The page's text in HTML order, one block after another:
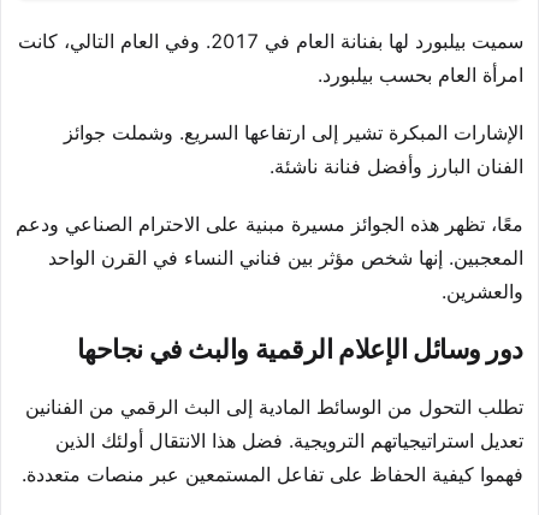
سميت بيلبورد لها بفنانة العام في 2017. وفي العام التالي، كانت
امرأة العام بحسب بيلبورد.
الإشارات المبكرة تشير إلى ارتفاعها السريع. وشملت جوائز
الفنان البارز وأفضل فنانة ناشئة.
معًا، تظهر هذه الجوائز مسيرة مبنية على الاحترام الصناعي ودعم
المعجبين. إنها شخص مؤثر بين فناني النساء في القرن الواحد
والعشرين.
دور وسائل الإعلام الرقمية والبث في نجاحها
تطلب التحول من الوسائط المادية إلى البث الرقمي من الفنانين
تعديل استراتيجياتهم الترويجية. فضل هذا الانتقال أولئك الذين
فهموا كيفية الحفاظ على تفاعل المستمعين عبر منصات متعددة.